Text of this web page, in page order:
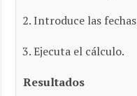
Introduce las fechas
Ejecuta el cálculo.
Resultados